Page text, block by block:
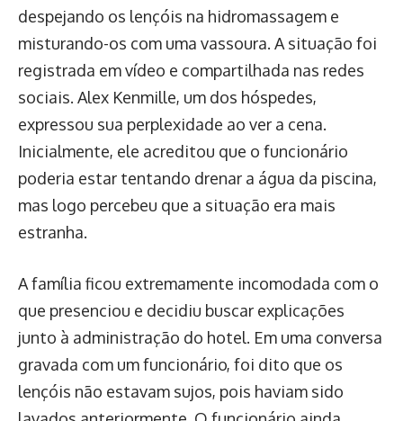
despejando os lençóis na hidromassagem e
misturando-os com uma vassoura. A situação foi
registrada em vídeo e compartilhada nas redes
sociais. Alex Kenmille, um dos hóspedes,
expressou sua perplexidade ao ver a cena.
Inicialmente, ele acreditou que o funcionário
poderia estar tentando drenar a água da piscina,
mas logo percebeu que a situação era mais
estranha.
A família ficou extremamente incomodada com o
que presenciou e decidiu buscar explicações
junto à administração do hotel. Em uma conversa
gravada com um funcionário, foi dito que os
lençóis não estavam sujos, pois haviam sido